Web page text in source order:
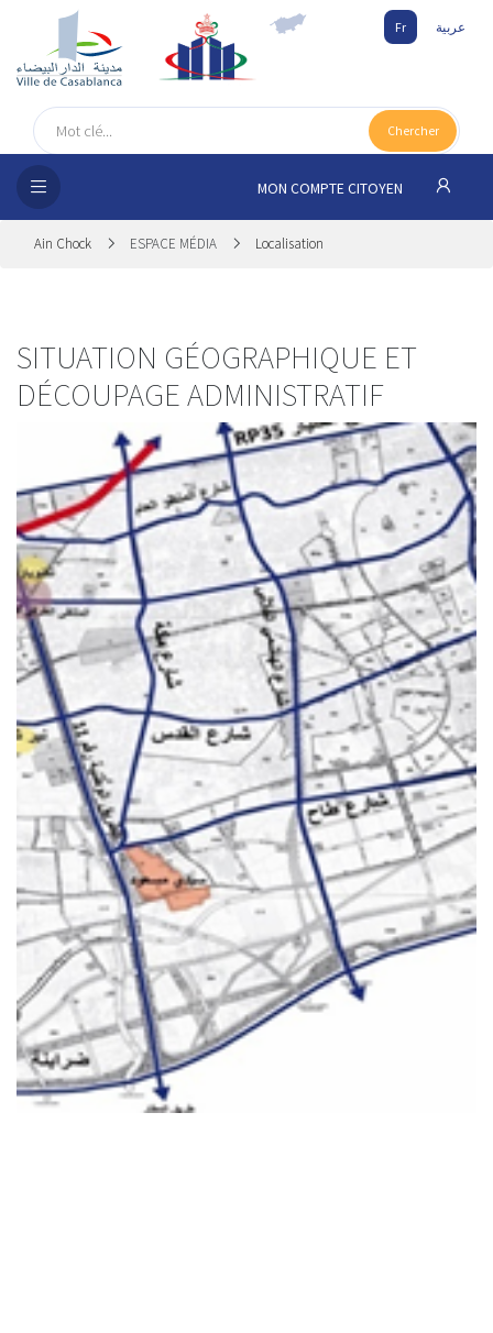
MÉDIA
Fr عربية
Chercher
MON COMPTE CITOYEN
Ain Chock ESPACE MÉDIA Localisation
SITUATION GÉOGRAPHIQUE ET
DÉCOUPAGE ADMINISTRATIF